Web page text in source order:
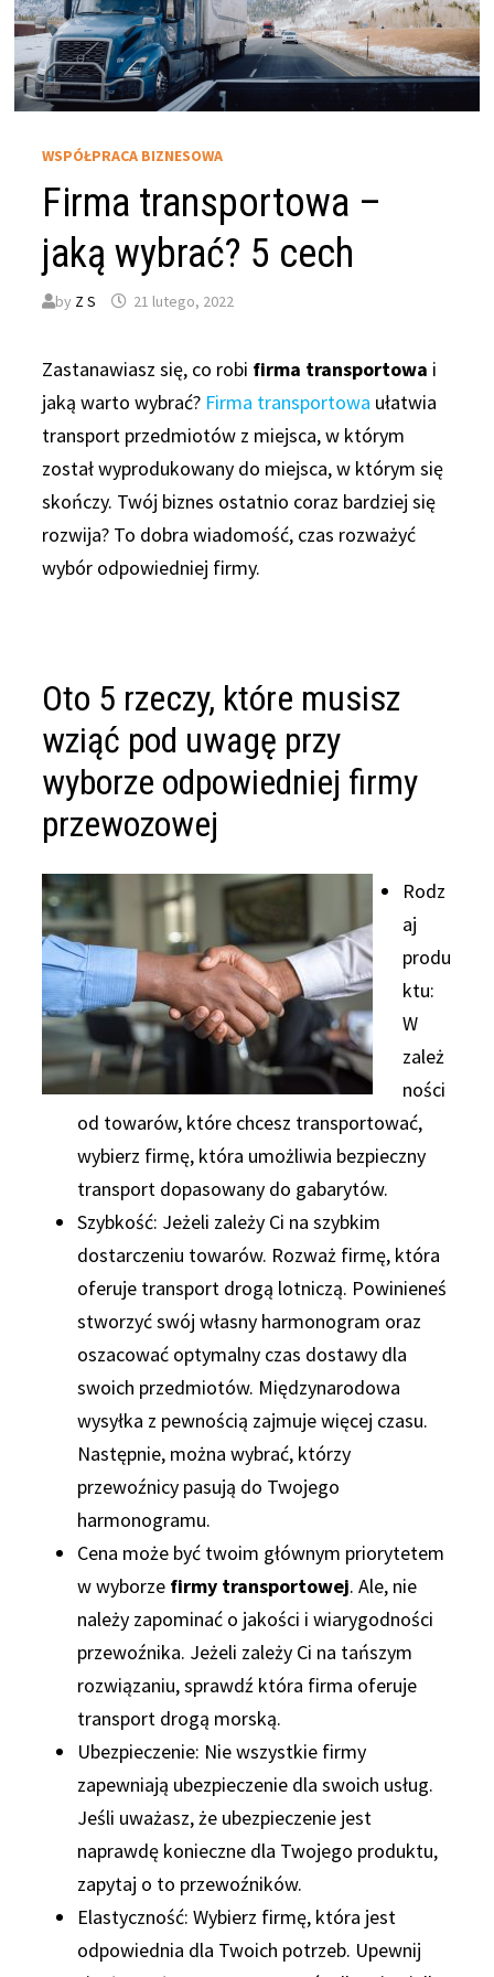
WSPÓŁPRACA BIZNESOWA
Firma transportowa –
jaką wybrać? 5 cech
by Z S 21 lutego, 2022
Zastanawiasz się, co robi firma transportowa i
jaką warto wybrać? Firma transportowa ułatwia
transport przedmiotów z miejsca, w którym
został wyprodukowany do miejsca, w którym się
skończy. Twój biznes ostatnio coraz bardziej się
rozwija? To dobra wiadomość, czas rozważyć
wybór odpowiedniej firmy.
Oto 5 rzeczy, które musisz
wziąć pod uwagę przy
wyborze odpowiedniej firmy
przewozowej
Rodz
aj
produ
ktu:
W
zależ
ności
od towarów, które chcesz transportować,
wybierz firmę, która umożliwia bezpieczny
transport dopasowany do gabarytów.
Szybkość: Jeżeli zależy Ci na szybkim
dostarczeniu towarów. Rozważ firmę, która
oferuje transport drogą lotniczą. Powinieneś
stworzyć swój własny harmonogram oraz
oszacować optymalny czas dostawy dla
swoich przedmiotów. Międzynarodowa
wysyłka z pewnością zajmuje więcej czasu.
Następnie, można wybrać, którzy
przewoźnicy pasują do Twojego
harmonogramu.
Cena może być twoim głównym priorytetem
w wyborze firmy transportowej. Ale, nie
należy zapominać o jakości i wiarygodności
przewoźnika. Jeżeli zależy Ci na tańszym
rozwiązaniu, sprawdź która firma oferuje
transport drogą morską.
Ubezpieczenie: Nie wszystkie firmy
zapewniają ubezpieczenie dla swoich usług.
Jeśli uważasz, że ubezpieczenie jest
naprawdę konieczne dla Twojego produktu,
zapytaj o to przewoźników.
Elastyczność: Wybierz firmę, która jest
odpowiednia dla Twoich potrzeb. Upewnij